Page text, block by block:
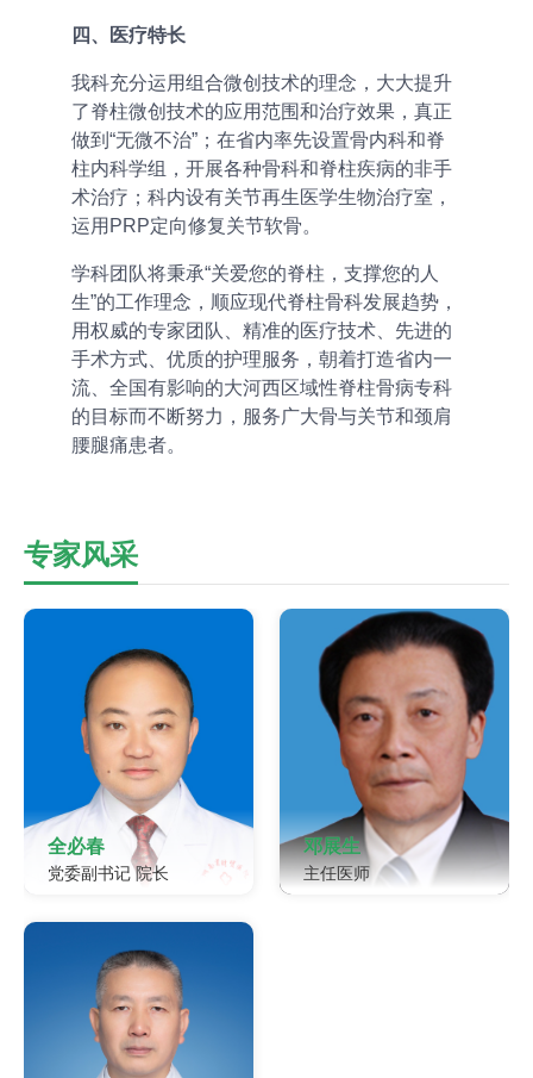
四、医疗特长
我科充分运用组合微创技术的理念，大大提升
了脊柱微创技术的应用范围和治疗效果，真正
做到“无微不治”；在省内率先设置骨内科和脊
柱内科学组，开展各种骨科和脊柱疾病的非手
术治疗；科内设有关节再生医学生物治疗室，
运用PRP定向修复关节软骨。
学科团队将秉承“关爱您的脊柱，支撑您的人
生”的工作理念，顺应现代脊柱骨科发展趋势，
用权威的专家团队、精准的医疗技术、先进的
手术方式、优质的护理服务，朝着打造省内一
流、全国有影响的大河西区域性脊柱骨病专科
的目标而不断努力，服务广大骨与关节和颈肩
腰腿痛患者。
专家风采
全必春
党委副书记 院长
作、新医院建设工作。分管
医务质控科、护理部、院感
科（公共卫生科）、健康服
务中心、基建办。
邓展生
主任医师